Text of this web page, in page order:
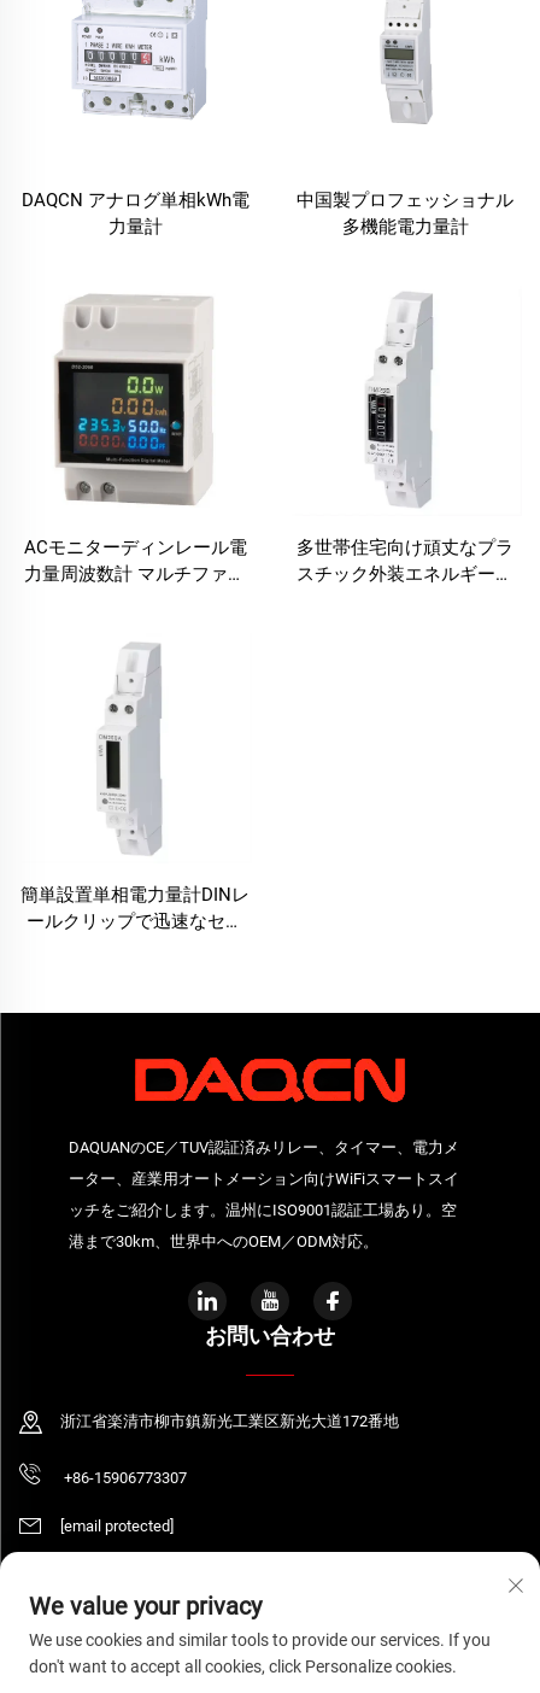
DAQCN アナログ単相kWh電
力量計
中国製プロフェッショナル
多機能電力量計
ACモニターディンレール電
力量周波数計 マルチファン
多世帯住宅向け頑丈なプラ
スチック外装エネルギー計
簡単設置単相電力量計DINレ
ールクリップで迅速なセッ
DAQUANのCE／TUV認証済みリレー、タイマー、電力メ
ーター、産業用オートメーション向けWiFiスマートスイ
ッチをご紹介します。温州にISO9001認証工場あり。空
港まで30km、世界中へのOEM／ODM対応。
お問い合わせ
浙江省楽清市柳市鎮新光工業区新光大道172番地
+86-15906773307
[email protected]
Copyright © 2026 WENZHOU DAQUAN ELECTRIC CO.,LTD 著作権所有。
イバシーポリシー
We value your privacy
We use cookies and similar tools to provide our services. If you
don't want to accept all cookies, click Personalize cookies.